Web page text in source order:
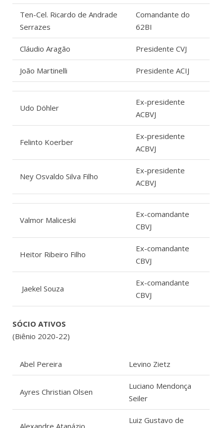
Ten-Cel. Ricardo de Andrade
Serrazes
Comandante do
62BI
Cláudio Aragão Presidente CVJ
João Martinelli Presidente ACIJ
Udo Döhler
Ex-presidente
ACBVJ
Felinto Koerber
Ex-presidente
ACBVJ
Ney Osvaldo Silva Filho
Ex-presidente
ACBVJ
Valmor Maliceski
Ex-comandante
CBVJ
Heitor Ribeiro Filho
Ex-comandante
CBVJ
Jaekel Souza
Ex-comandante
CBVJ
SÓCIO ATIVOS
(Biênio 2020-22)
Abel Pereira Levino Zietz
Ayres Christian Olsen
Luciano Mendonça
Seiler
Luiz Gustavo de